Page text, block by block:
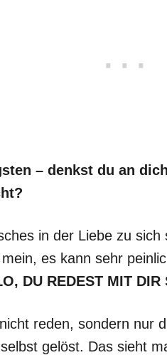
– denkst du an
in der Liebe zu
es kann sehr
DU REDEST MIT DIR
reden, sondern nur
gelöst. Das sieht